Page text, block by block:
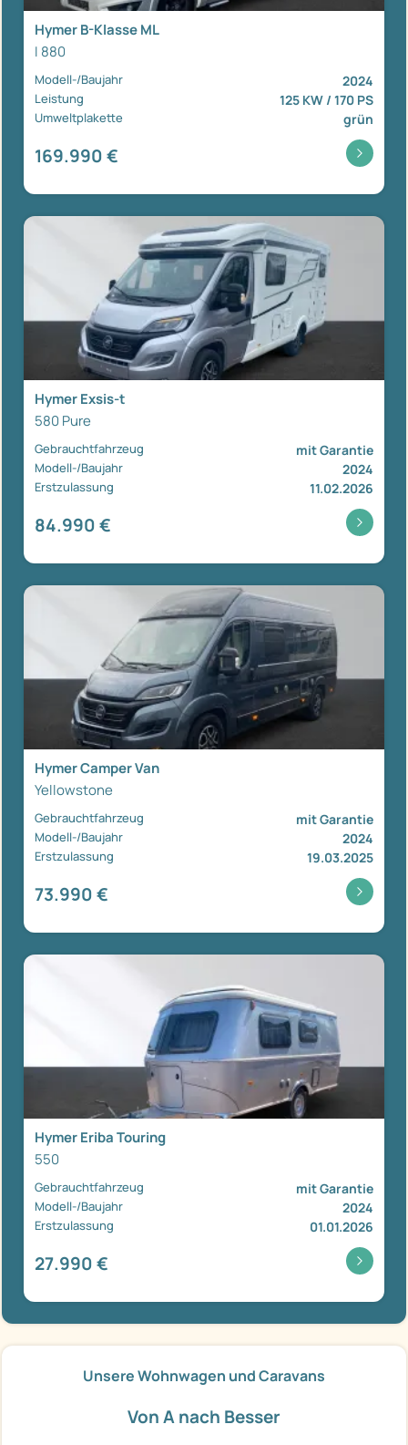
Hymer B-Klasse ML
I 880
Modell-/Baujahr 2024
Leistung 125 KW / 170 PS
Umweltplakette grün
169.990 €
Hymer Exsis-t
580 Pure
Gebrauchtfahrzeug mit Garantie
Modell-/Baujahr 2024
Erstzulassung 11.02.2026
84.990 €
Hymer Camper Van
Yellowstone
Gebrauchtfahrzeug mit Garantie
Modell-/Baujahr 2024
Erstzulassung 19.03.2025
73.990 €
Hymer Eriba Touring
550
Gebrauchtfahrzeug mit Garantie
Modell-/Baujahr 2024
Erstzulassung 01.01.2026
27.990 €
Unsere Wohnwagen und Caravans
Von A nach Besser